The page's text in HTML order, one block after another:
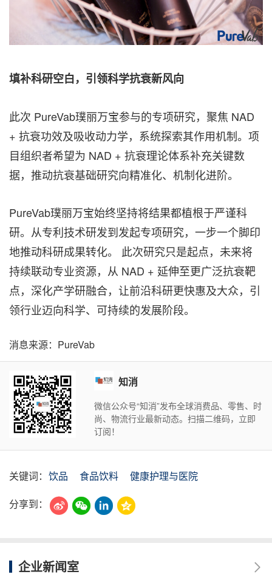
填补科研空白，引领科学抗衰新风向
此次 PureVab璞丽万宝参与的专项研究，聚焦 NAD
+ 抗衰功效及吸收动力学，系统探索其作用机制。项
目组织者希望为 NAD + 抗衰理论体系补充关键数
据，推动抗衰基础研究向精准化、机制化进阶。
PureVab璞丽万宝始终坚持将结果都植根于严谨科
研。从专利技术研发到发起专项研究，一步一个脚印
地推动科研成果转化。 此次研究只是起点，未来将
持续联动专业资源，从 NAD + 延伸至更广泛抗衰靶
点，深化产学研融合，让前沿科研更快惠及大众，引
领行业迈向科学、可持续的发展阶段。
消息来源：PureVab
知消
微信公众号“知消”发布全球消费品、零售、时
尚、物流行业最新动态。扫描二维码，立即
订阅！
关键词： 饮品 食品饮料
健康护理与医院
分享到：
企业新闻室